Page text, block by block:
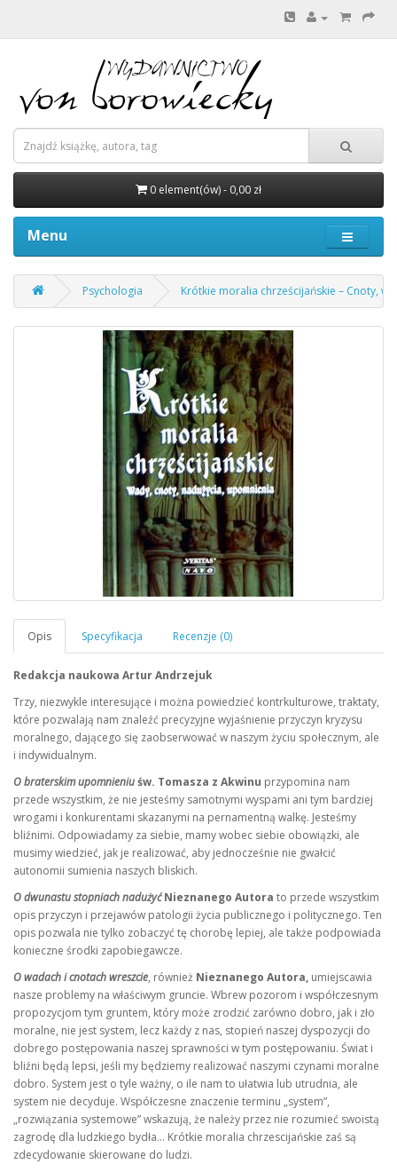
0 element(ów) - 0,00 zł
Menu
Psychologia Krótkie moralia chrześcijańskie – Cnoty,
Redakcja naukowa Artur Andrzejuk
Trzy, niezwykle interesujące i można powiedzieć kontrkulturowe, traktaty,
które pozwalają nam znaleźć precyzyjne wyjaśnienie przyczyn kryzysu
moralnego, dającego się zaobserwować w naszym życiu społecznym, ale
i indywidualnym.
O braterskim upomnieniuśw. Tomasza z Akwinu przypomina nam
przede wszystkim, że nie jesteśmy samotnymi wyspami ani tym bardziej
wrogami i konkurentami skazanymi na pernamentną walkę. Jesteśmy
bliźnimi. Odpowiadamy za siebie, mamy wobec siebie obowiązki, ale
musimy wiedzieć, jak je realizować, aby jednocześnie nie gwałcić
autonomii sumienia naszych bliskich.
O dwunastu stopniach nadużyćNieznanego Autora to przede wszystkim
opis przyczyn i przejawów patologii życia publicznego i politycznego. Ten
opis pozwala nie tylko zobaczyć tę chorobę lepiej, ale także podpowiada
konieczne środki zapobiegawcze.
O wadach i cnotach wreszcie, również Nieznanego Autora, umiejscawia
nasze problemy na właściwym gruncie. Wbrew pozorom i współczesnym
propozycjom tym gruntem, który może zrodzić zarówno dobro, jak i zło
moralne, nie jest system, lecz każdy z nas, stopień naszej dyspozycji do
dobrego postępowania naszej sprawności w tym postępowaniu. Świat i
bliźni będą lepsi, jeśli my będziemy realizować naszymi czynami moralne
dobro. System jest o tyle ważny, o ile nam to ułatwia lub utrudnia, ale
system nie decyduje. Współczesne znaczenie terminu „system”,
„rozwiązania systemowe” wskazują, że należy przez nie rozumieć swoistą
zagrodę dla ludzkiego bydła… Krótkie moralia chrzescijańskie zaś są
zdecydowanie skierowane do ludzi.